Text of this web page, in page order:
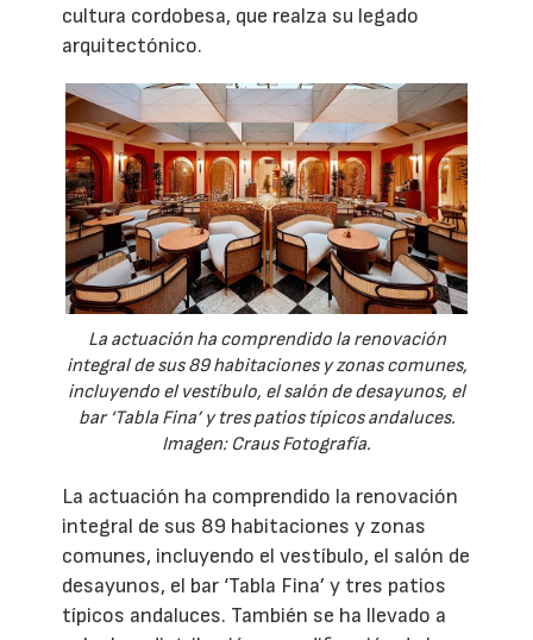
cultura cordobesa, que realza su legado
arquitectónico.
La actuación ha comprendido la renovación
integral de sus 89 habitaciones y zonas comunes,
incluyendo el vestíbulo, el salón de desayunos, el
bar ‘Tabla Fina’ y tres patios típicos andaluces.
Imagen: Craus Fotografía.
La actuación ha comprendido la renovación
integral de sus 89 habitaciones y zonas
comunes, incluyendo el vestíbulo, el salón de
desayunos, el bar ‘Tabla Fina’ y tres patios
típicos andaluces. También se ha llevado a